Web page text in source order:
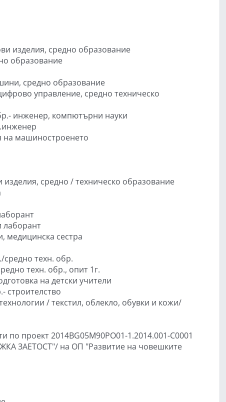
изделия, средно образование
образование
средно образование
управление, средно техническо
инженер, компютърни науки
на машиностроенето
средно / техническо образование
лаборант
медицинска сестра
техн. обр.
техн. обр., опит 1г.
на детски учители
строителство
/ текстил, облекло, обувки и кожи/
проект 2014BG05M90PO01-1.2014.001-C0001
ЗАЕТОСТ"/ на ОП "Развитие на човешките